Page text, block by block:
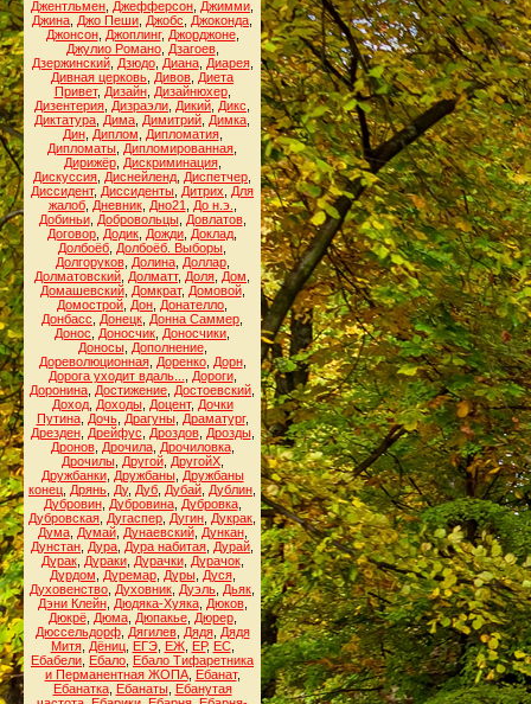
Джентльмен Джефферсон Джимми
Джина Джо Пеши Джобс Джоконда
Джонсон, Джоплинг, Джорджоне,
Джулио Романо, Дзагоев,
Дзержинский, Дзюдо, Диана, Диарея,
Дивная церковь Дивов Диета
Привет, Дизайн, Дизайнюхер,
Дизентерия Дизраэли Дикий Дикс
Диктатура Дима Димитрий Димка
Дин, Диплом Дипломатия,
Дипломаты Дипломированная
Дирижёр, Дискриминация,
Дискуссия Диснейленд Диспетчер
Диссидент, Диссиденты Дитрих
Для
жалоб, Дневник, Дно21 До н.э.
Добиньи, Добровольцы, Довлатов,
Договор Додик Дожди Доклад
Долбоёб Долбоёб. Выборы
Долгоруков, Долина, Доллар,
Долматовский Долматт, Доля Дом
Домашевский, Домкрат, Домовой,
Домострой Дон Донателло
Донбасс
Донецк Донна Саммер
Донос
Доносчик Доносчики
Доносы, Дополнение,
Дореволюционная, Доренко, Дорн,
Дорога уходит вдаль...
Дороги,
Доронина Достижение Достоевский
Доход, Доходы, Доцент, Дочки
Путина, Дочь, Драгуны, Драматург,
Дрезден, Дрейфус Дроздов, Дрозды,
Дронов, Дрочила, Дрочиловка,
Дрочилы, Другой, ДругойХ,
Дружбанки, Дружбаны, Дружбаны
конец Дрянь Ду, Дуб Дубай Дублин
Дубровин, Дубровина, Дубровка,
Дубровская Дугаспер Дугин Дукрак
Дума, Думай, Дунаевский, Дункан,
Дунстан Дура Дура набитая Дурай
Дурак, Дураки, Дурачки, Дурачок,
Дурдом
Дуремар, Дуры, Дуся,
Духовенство Духовник Дуэль Дьяк
Дэни Клейн, Дюдяка-Хуяка, Дюков,
Дюкрё, Дюма, Дюпакье, Дюрер,
Дюссельдорф, Дягилев, Дядя, Дядя
Митя, Дёниц, ЕГЭ, ЕЖ, ЕР, ЕС,
Ебабели Ебало Ебало Тифаретника
и Перманентная ЖОПА, Ебанат,
Ебанатка, Ебанаты, Ебанутая